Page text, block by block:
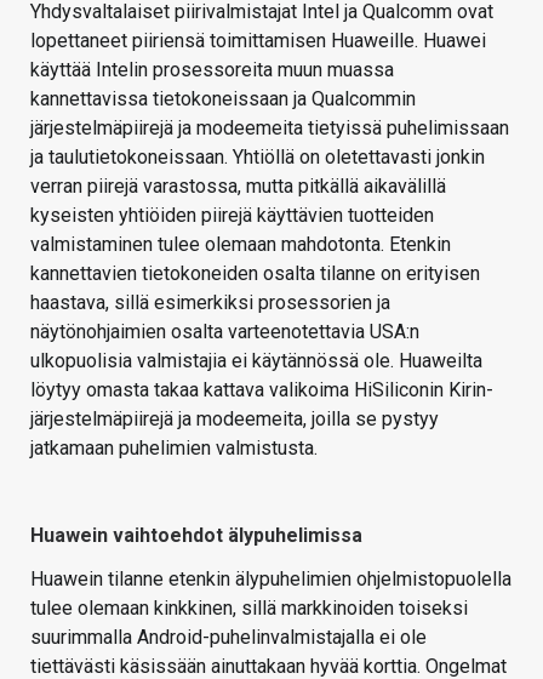
Yhdysvaltalaiset piirivalmistajat Intel ja Qualcomm ovat
lopettaneet piiriensä toimittamisen Huaweille. Huawei
käyttää Intelin prosessoreita muun muassa
kannettavissa tietokoneissaan ja Qualcommin
järjestelmäpiirejä ja modeemeita tietyissä puhelimissaan
ja taulutietokoneissaan. Yhtiöllä on oletettavasti jonkin
verran piirejä varastossa, mutta pitkällä aikavälillä
kyseisten yhtiöiden piirejä käyttävien tuotteiden
valmistaminen tulee olemaan mahdotonta. Etenkin
kannettavien tietokoneiden osalta tilanne on erityisen
haastava, sillä esimerkiksi prosessorien ja
näytönohjaimien osalta varteenotettavia USA:n
ulkopuolisia valmistajia ei käytännössä ole. Huaweilta
löytyy omasta takaa kattava valikoima HiSiliconin Kirin-
järjestelmäpiirejä ja modeemeita, joilla se pystyy
jatkamaan puhelimien valmistusta.
Huawein vaihtoehdot älypuhelimissa
Huawein tilanne etenkin älypuhelimien ohjelmistopuolella
tulee olemaan kinkkinen, sillä markkinoiden toiseksi
suurimmalla Android-puhelinvalmistajalla ei ole
tiettävästi käsissään ainuttakaan hyvää korttia. Ongelmat